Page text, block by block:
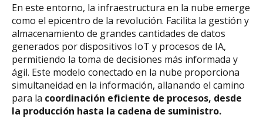
En este entorno, la infraestructura en la nube emerge
como el epicentro de la revolución. Facilita la gestión y
almacenamiento de grandes cantidades de datos
generados por dispositivos IoT y procesos de IA,
permitiendo la toma de decisiones más informada y
ágil. Este modelo conectado en la nube proporciona
simultaneidad en la información, allanando el camino
para la coordinación eficiente de procesos, desde
la producción hasta la cadena de suministro.